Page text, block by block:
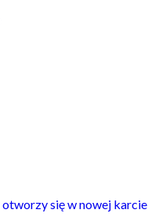
otworzy się w nowej karcie